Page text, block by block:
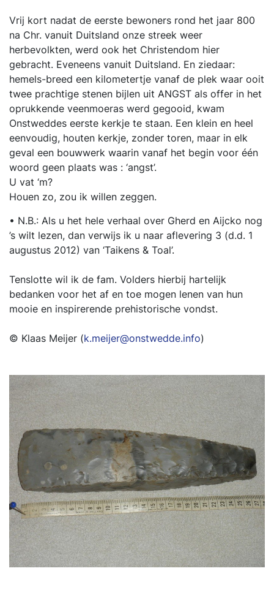
Vrij kort nadat de eerste bewoners rond het jaar 800
na Chr. vanuit Duitsland onze streek weer
herbevolkten, werd ook het Christendom hier
gebracht. Eveneens vanuit Duitsland. En ziedaar:
hemels-breed een kilometertje vanaf de plek waar ooit
twee prachtige stenen bijlen uit ANGST als offer in het
oprukkende veenmoeras werd gegooid, kwam
Onstweddes eerste kerkje te staan. Een klein en heel
eenvoudig, houten kerkje, zonder toren, maar in elk
geval een bouwwerk waarin vanaf het begin voor één
woord geen plaats was : ‘angst’.
U vat ‘m?
Houen zo, zou ik willen zeggen.
• N.B.: Als u het hele verhaal over Gherd en Aijcko nog
’s wilt lezen, dan verwijs ik u naar aflevering 3 (d.d. 1
augustus 2012) van ‘Taikens & Toal’.
Tenslotte wil ik de fam. Volders hierbij hartelijk
bedanken voor het af en toe mogen lenen van hun
mooie en inspirerende prehistorische vondst.
© Klaas Meijer (k.meijer@onstwedde.info)